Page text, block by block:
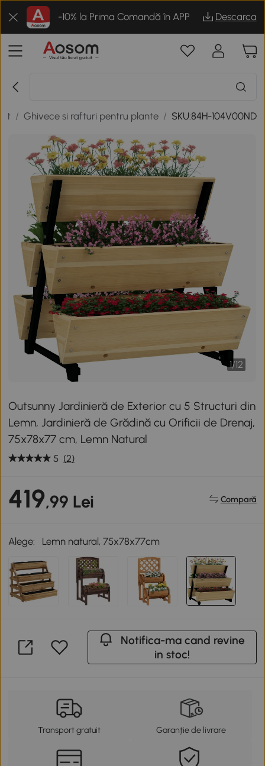
-10% la Prima Comandă în APP Descarca
/ Ghivece si rafturi pentru plante / SKU:84H-104V00ND
1/12
Outsunny Jardinieră de Exterior cu 5 Structuri din
Lemn, Jardinieră de Grădină cu Orificii de Drenaj,
75x78x77 cm, Lemn Natural
5 (2)
419,99 Lei Compară
Alege: Lemn natural, 75x78x77cm
Notifica-ma cand revine
in stoc!
Transport gratuit Garanție de livrare